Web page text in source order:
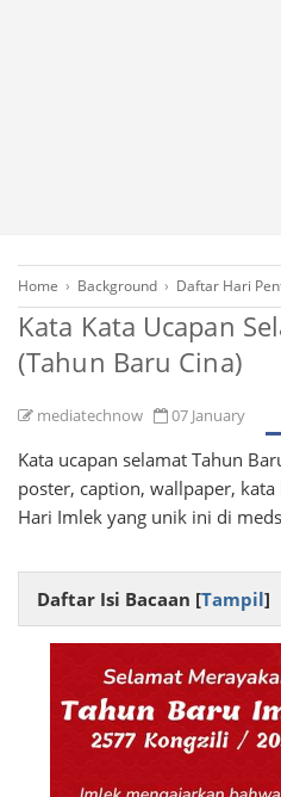
Home › Background › Daftar Hari
Kata Kata Ucapan
(Tahun Baru Cina)
mediatechnow 07 January
Kata ucapan selamat Tahun
poster, caption, wallpaper,
Hari Imlek yang unik ini di
Daftar Isi Bacaan [Tampil]